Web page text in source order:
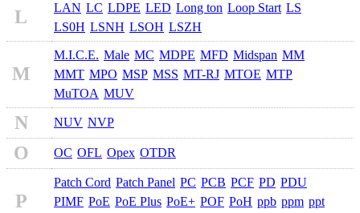
L LAN LC LDPE LED Long ton Loop Start LS
LS0H LSNH LSOH LSZH
M
M.I.C.E. Male MC MDPE MFD Midspan MM
MMT MPO MSP MSS MT-RJ MTOE MTP
MuTOA MUV
N NUV NVP
O OC OFL Opex OTDR
P
Patch Cord Patch Panel PC PCB PCF PD PDU
PIMF PoE PoE Plus PoE+ POF PoH ppb ppm ppt